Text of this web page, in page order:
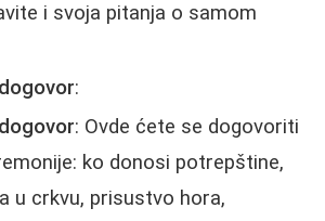
i svoja pitanja o samom
:
: Ovde ćete se dogovoriti
ko donosi potrepštine,
u crkvu, prisustvo hora,